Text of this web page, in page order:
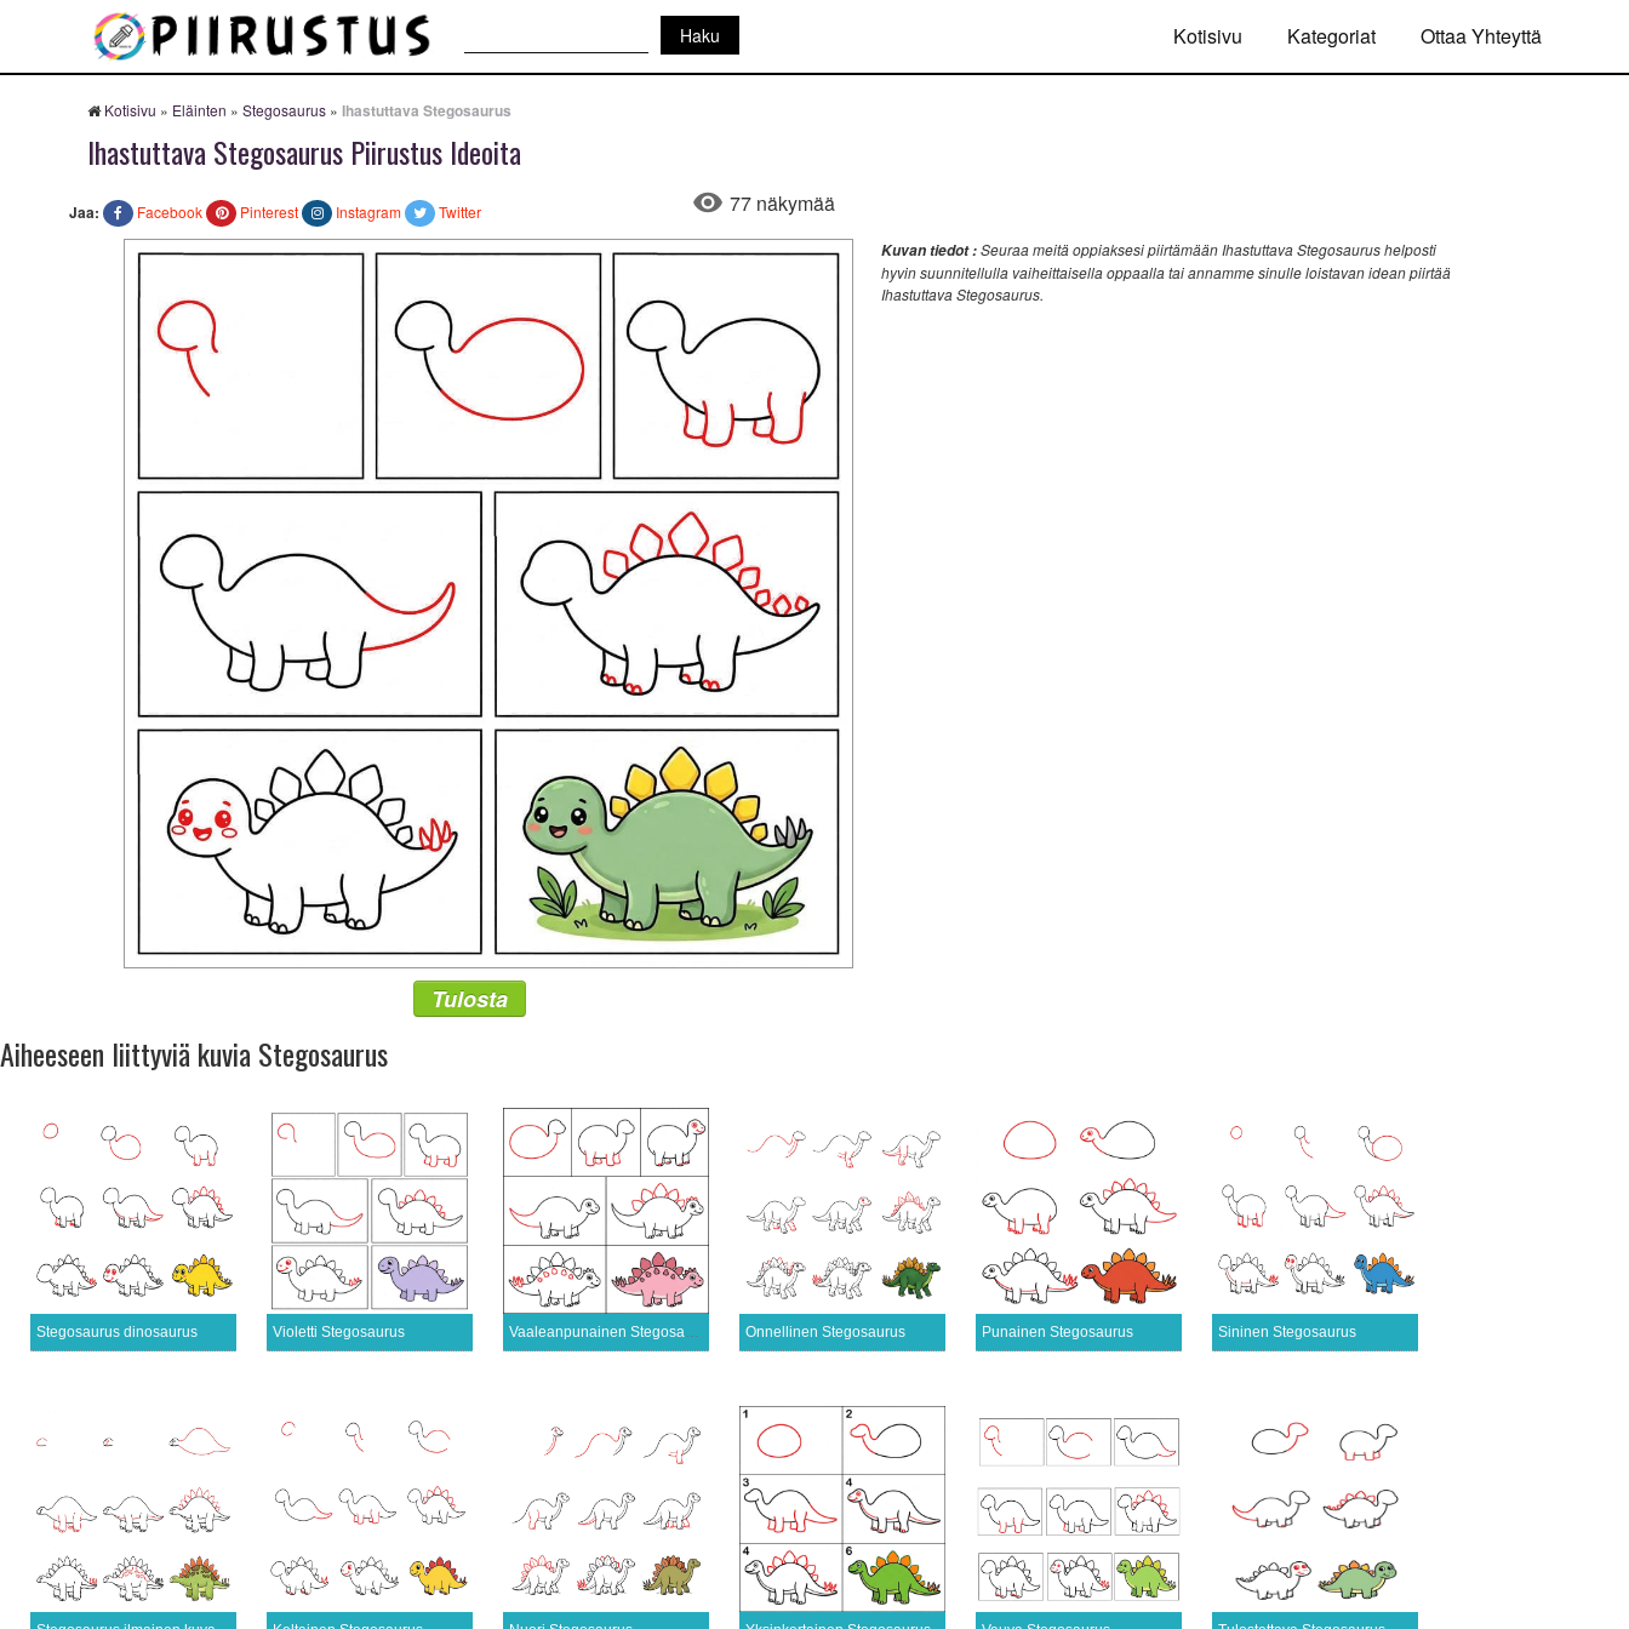
Kotisivu Kategoriat Ottaa Yhteyttä
Kotisivu » Eläinten » Stegosaurus » Ihastuttava Stegosaurus
Ihastuttava Stegosaurus Piirustus Ideoita
Jaa: Facebook Pinterest Instagram Twitter 77 näkymää
Kuvan tiedot :Seuraa meitä oppiaksesi piirtämään Ihastuttava Stegosaurus helposti
hyvin suunnitellulla vaiheittaisella oppaalla tai annamme sinulle loistavan idean piirtää
Ihastuttava Stegosaurus.
Tulosta
Aiheeseen liittyviä kuvia Stegosaurus
Stegosaurus dinosaurus Violetti Stegosaurus Vaaleanpunainen Stegosaurus Onnellinen Stegosaurus Punainen Stegosaurus Sininen Stegosaurus